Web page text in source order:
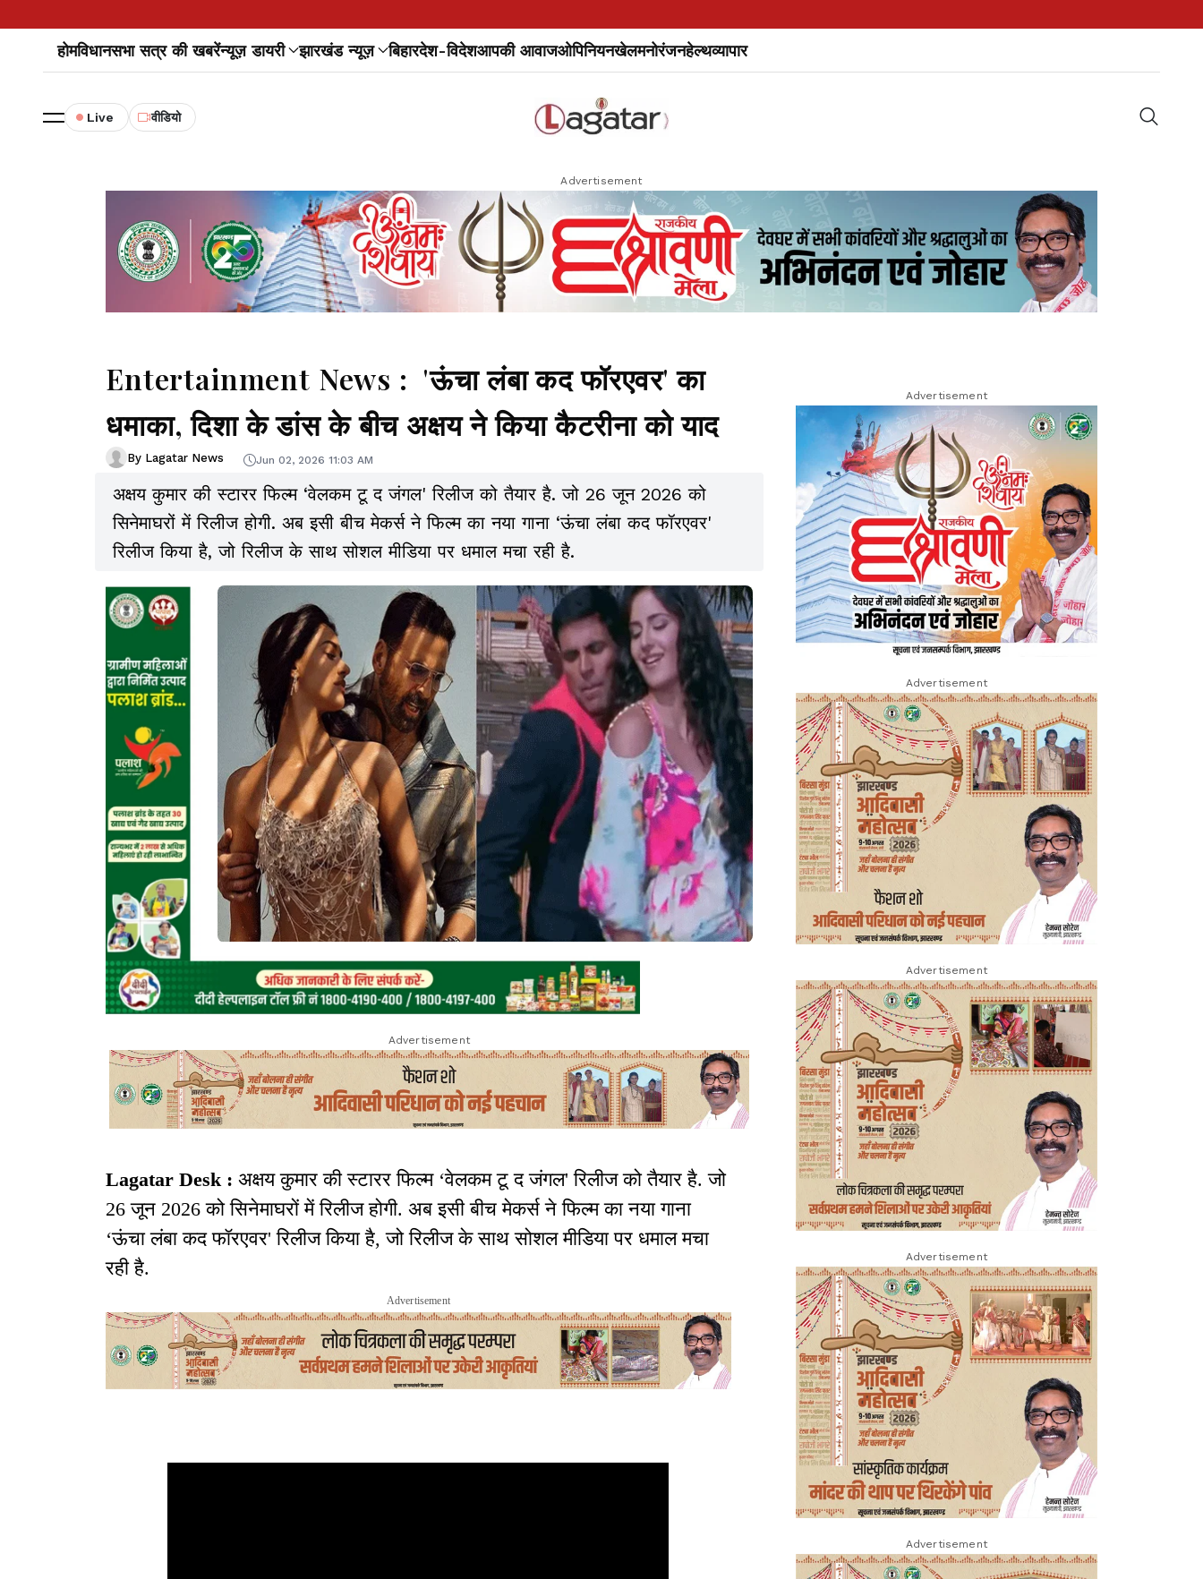
होमविधानसभा सत्र की खबरेंन्यूज़ डायरी झारखंड न्यूज़ बिहारदेश-विदेशआपकी आवाजओपिनियनखेलमनोरंजनहेल्थव्यापार
Live वीडियो
Advertisement
Entertainment News : 'ऊंचा लंबा कद फॉरएवर' का
धमाका, दिशा के डांस के बीच अक्षय ने किया कैटरीना को याद
By Lagatar News Jun 02, 2026 11:03 AM
अक्षय कुमार की स्टारर फिल्म ‘वेलकम टू द जंगल' रिलीज को तैयार है. जो 26 जून 2026 को
सिनेमाघरों में रिलीज होगी. अब इसी बीच मेकर्स ने फिल्म का नया गाना ‘ऊंचा लंबा कद फॉरएवर'
रिलीज किया है, जो रिलीज के साथ सोशल मीडिया पर धमाल मचा रही है.
Advertisement
Lagatar Desk : अक्षय कुमार की स्टारर फिल्म ‘वेलकम टू द जंगल' रिलीज को तैयार है. जो
26 जून 2026 को सिनेमाघरों में रिलीज होगी. अब इसी बीच मेकर्स ने फिल्म का नया गाना
‘ऊंचा लंबा कद फॉरएवर' रिलीज किया है, जो रिलीज के साथ सोशल मीडिया पर धमाल मचा
रही है.
Advertisement
Advertisement
Advertisement
Advertisement
Advertisement
Advertisement